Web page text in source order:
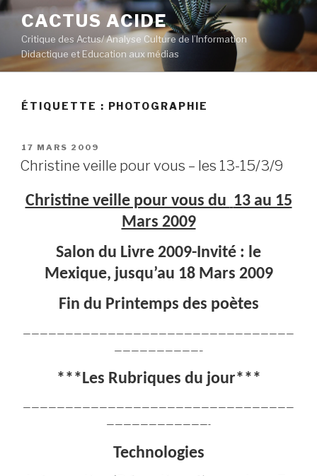
Aller
contenu
principal
CACTUS ACIDE
Critique des Actus/ Analyse Culture de l’Information
Didactique et Education aux médias
ÉTIQUETTE : PHOTOGRAPHIE
PUBLIÉ
LE
17 MARS 2009
Christine veille pour vous – les 13-15/3/9
Christine veille pour vous du 13 au 15
Mars 2009
Salon du Livre 2009-Invité : le
Mexique, jusqu’au 18 Mars 2009
Fin du Printemps des poètes
————————————————————————————————
——————————–
***Les Rubriques du jour***
————————————————————————————————
————————————-
Technologies